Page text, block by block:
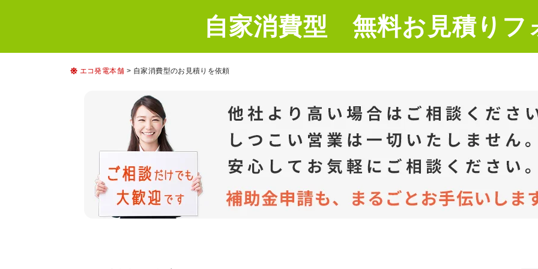
自家消費型 無料お見積りフ
エコ発電本舗> 自家消費型のお見積りを依頼